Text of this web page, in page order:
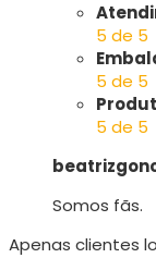
5 de 5
5 de 5
5 de 5
Somos fãs.
Apenas clientes